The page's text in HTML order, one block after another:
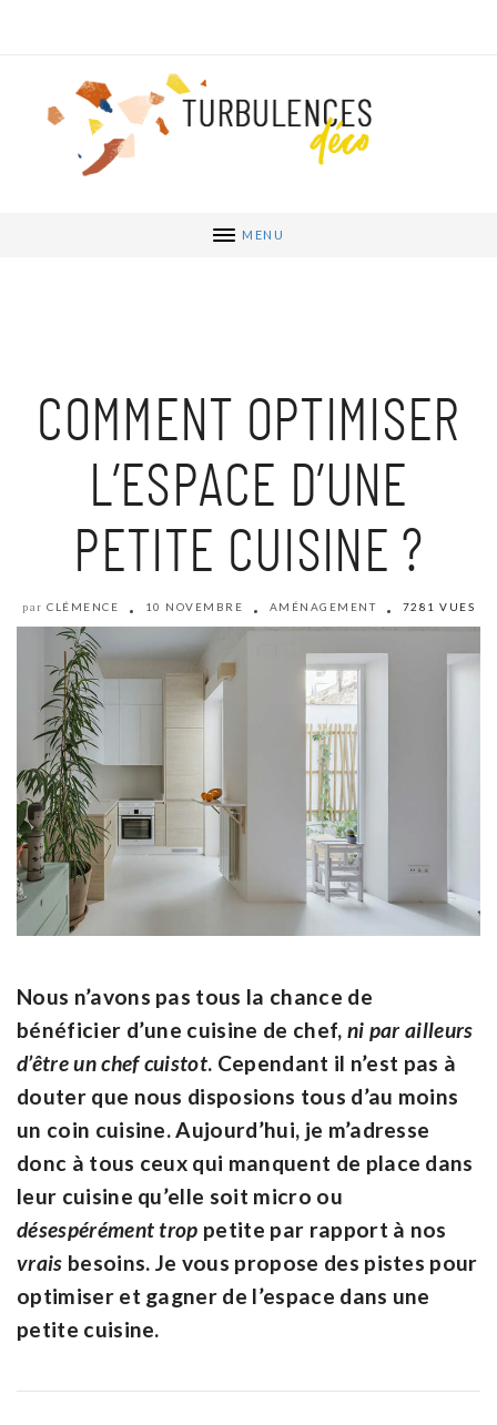
MENU
COMMENT OPTIMISER
L’ESPACE D’UNE
PETITE CUISINE ?
par CLÉMENCE 10 NOVEMBRE AMÉNAGEMENT 7281 VUES
Nous n’avons pas tous la chance de
bénéficier d’une cuisine de chef, ni par ailleurs
d’être un chef cuistot. Cependant il n’est pas à
douter que nous disposions tous d’au moins
un coin cuisine. Aujourd’hui, je m’adresse
donc à tous ceux qui manquent de place dans
leur cuisine qu’elle soit micro ou
désespérément trop petite par rapport à nos
vrais besoins. Je vous propose des pistes pour
optimiser et gagner de l’espace dans une
petite cuisine.